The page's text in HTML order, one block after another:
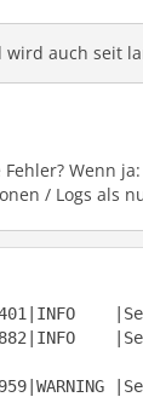
auch seit
Wenn
/ Logs als